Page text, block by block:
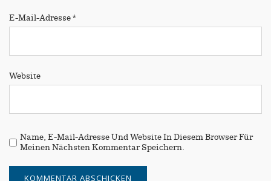
E-Mail-Adresse*
Website
Name, E-Mail-Adresse Und Website In Diesem Browser Für
Meinen Nächsten Kommentar Speichern.